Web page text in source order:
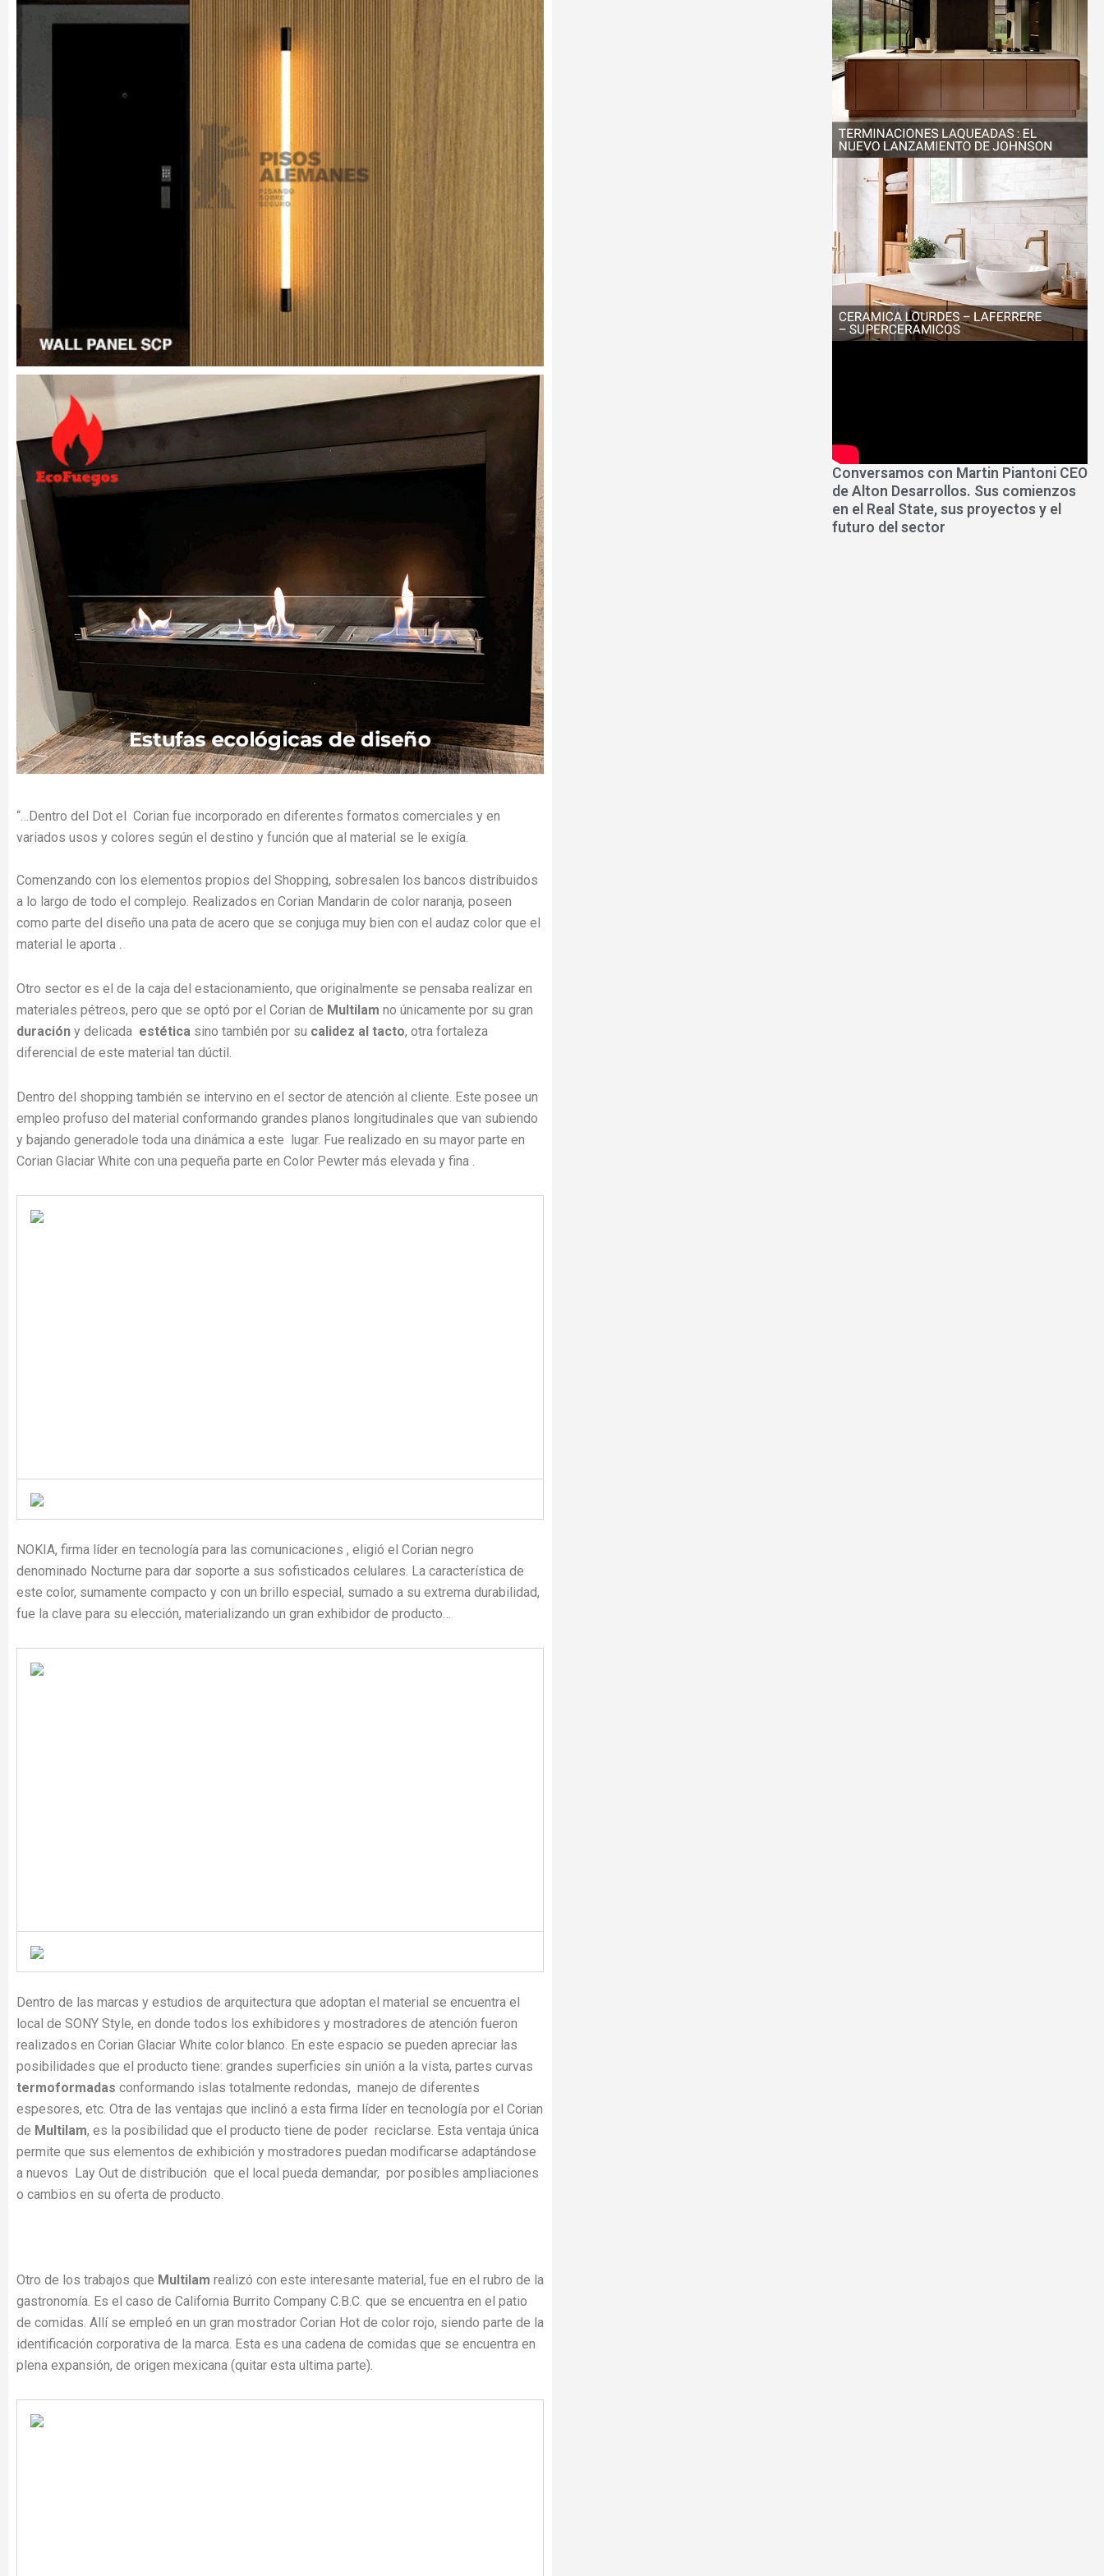
“…Dentro del Dot el Corian fue incorporado en diferentes formatos comerciales y en
variados usos y colores según el destino y función que al material se le exigía.
Comenzando con los elementos propios del Shopping, sobresalen los bancos distribuidos
a lo largo de todo el complejo. Realizados en Corian Mandarin de color naranja, poseen
como parte del diseño una pata de acero que se conjuga muy bien con el audaz color que el
material le aporta .
Otro sector es el de la caja del estacionamiento, que originalmente se pensaba realizar en
materiales pétreos, pero que se optó por el Corian de Multilam no únicamente por su gran
duración y delicada estética sino también por su calidez al tacto, otra fortaleza
diferencial de este material tan dúctil.
Dentro del shopping también se intervino en el sector de atención al cliente. Este posee un
empleo profuso del material conformando grandes planos longitudinales que van subiendo
y bajando generadole toda una dinámica a este lugar. Fue realizado en su mayor parte en
Corian Glaciar White con una pequeña parte en Color Pewter más elevada y fina .
NOKIA, firma líder en tecnología para las comunicaciones , eligió el Corian negro
denominado Nocturne para dar soporte a sus sofisticados celulares. La característica de
este color, sumamente compacto y con un brillo especial, sumado a su extrema durabilidad,
fue la clave para su elección, materializando un gran exhibidor de producto…
Dentro de las marcas y estudios de arquitectura que adoptan el material se encuentra el
local de SONY Style, en donde todos los exhibidores y mostradores de atención fueron
realizados en Corian Glaciar White color blanco. En este espacio se pueden apreciar las
posibilidades que el producto tiene: grandes superficies sin unión a la vista, partes curvas
termoformadas conformando islas totalmente redondas, manejo de diferentes
espesores, etc. Otra de las ventajas que inclinó a esta firma líder en tecnología por el Corian
de Multilam, es la posibilidad que el producto tiene de poder reciclarse. Esta ventaja única
permite que sus elementos de exhibición y mostradores puedan modificarse adaptándose
a nuevos Lay Out de distribución que el local pueda demandar, por posibles ampliaciones
o cambios en su oferta de producto.
Otro de los trabajos que Multilam realizó con este interesante material, fue en el rubro de la
gastronomía. Es el caso de California Burrito Company C.B.C. que se encuentra en el patio
de comidas. Allí se empleó en un gran mostrador Corian Hot de color rojo, siendo parte de la
identificación corporativa de la marca. Esta es una cadena de comidas que se encuentra en
plena expansión, de origen mexicana (quitar esta ultima parte).
Conversamos con Martin Piantoni CEO
de Alton Desarrollos. Sus comienzos
en el Real State, sus proyectos y el
futuro del sector